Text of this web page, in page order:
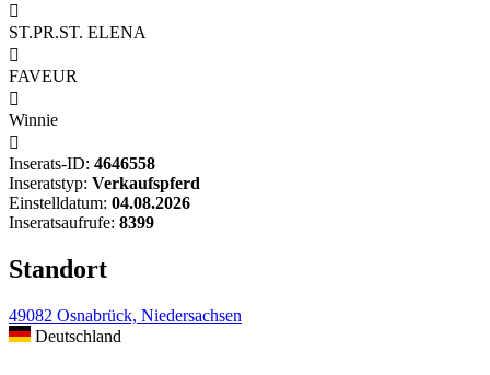

ST.PR.ST. ELENA

FAVEUR

Winnie

Inserats-ID: 4646558
Inseratstyp: Verkaufspferd
Einstelldatum: 04.08.2026
Inseratsaufrufe: 8399
Standort
49082 Osnabrück, Niedersachsen
Deutschland